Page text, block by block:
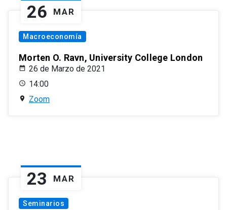
26 MAR
Macroeconomía
Morten O. Ravn, University College London
26 de Marzo de 2021
14:00
Zoom
23 MAR
Seminarios